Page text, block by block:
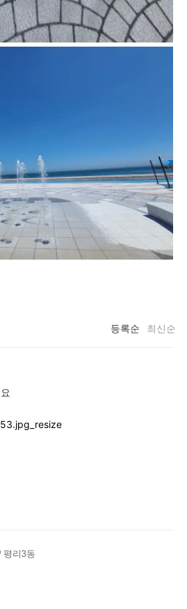
등록순 최신순
평리3동